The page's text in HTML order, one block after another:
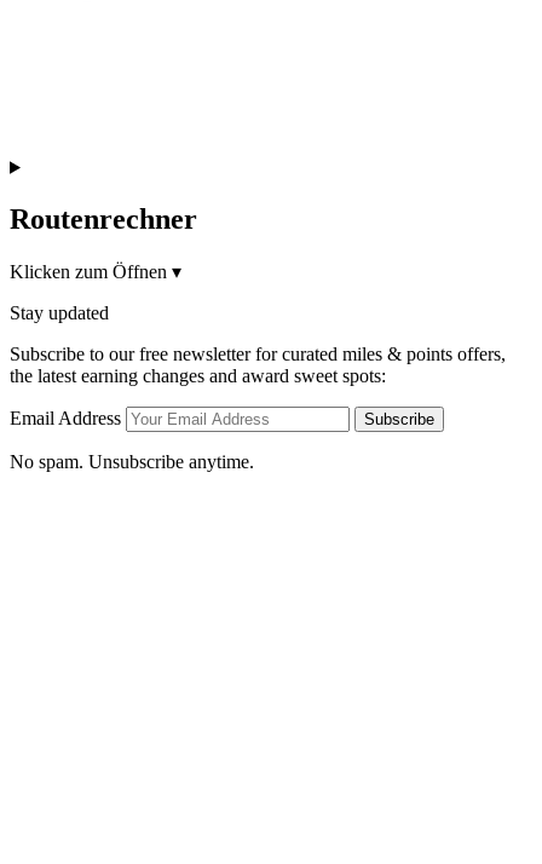
Routenrechner
Klicken zum Öffnen ▾
Stay updated
Subscribe to our free newsletter for curated miles & points offers,
the latest earning changes and award sweet spots:
Email Address Subscribe
No spam. Unsubscribe anytime.